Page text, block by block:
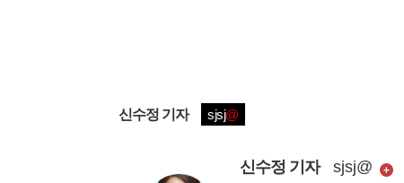
신수정 기자 sjsj@
신수정 기자 sjsj@